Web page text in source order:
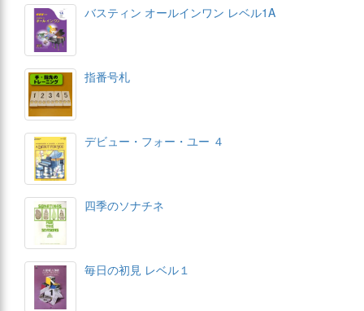
バスティン オールインワン レベル1A
指番号札
デビュー・フォー・ユー ４
四季のソナチネ
毎日の初見 レベル１